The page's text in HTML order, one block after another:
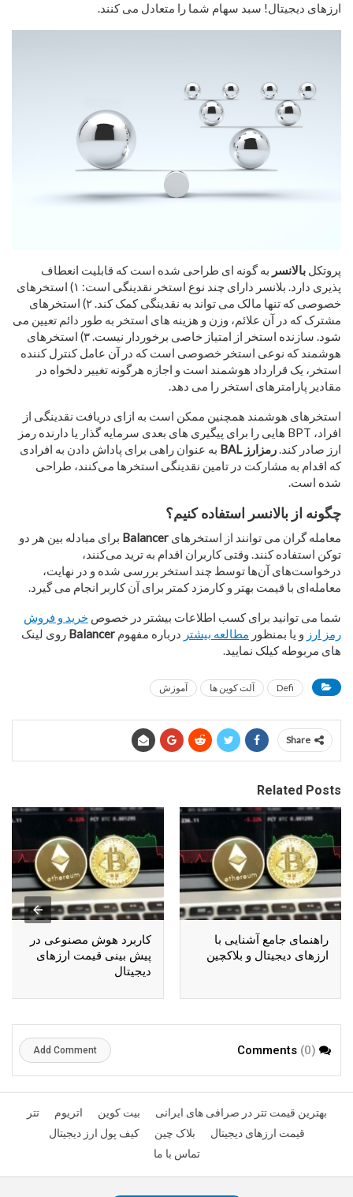
ارزهای دیجیتال! سبد سهام شما را متعادل می کنند.
پروتکل بالانسر به گونه ای طراحی شده است که قابلیت انعطاف
پذیری دارد. بلانسر دارای چند نوع استخر نقدینگی است: ۱) استخرهای
خصوصی که تنها مالک می تواند به نقدینگی کمک کند. ۲) استخرهای
مشترک که در آن علائم، وزن و هزینه های استخر به طور دائم تعیین می
شود. سازنده استخر از امتیاز خاصی برخوردار نیست. ۳) استخرهای
هوشمند که نوعی استخر خصوصی است که در آن عامل کنترل کننده
استخر، یک قرارداد هوشمند است و اجازه هرگونه تغییر دلخواه در
مقادیر پارامترهای استخر را می دهد.
استخرهای هوشمند همچنین ممکن است به ازای دریافت نقدینگی از
افراد، BPT هایی را برای پیگیری های بعدی سرمایه گذار یا دارنده رمز
ارز صادر کند. رمزارز BAL
به عنوان راهی برای پاداش دادن به افرادی
که اقدام به مشارکت در تامین نقدینگی استخرها می‌کنند، طراحی
شده است.
چگونه از بالانسر استفاده کنیم؟
معامله گران می توانند از استخرهای Balancer برای مبادله بین هر دو
توکن استفاده کنند. وقتی کاربران اقدام به ترید می‌کنند،
درخواست‌های آن‌ها توسط چند استخر بررسی شده و در نهایت،
معامله‌ای با قیمت بهتر و کارمزد کمتر برای آن کاربر انجام می گیرد.
شما می توانید برای کسب اطلاعات بیشتر در خصوص خرید و فروش
رمز ارز و یا بمنظور مطالعه بیشتر درباره مفهوم Balancer روی لینک
های مربوطه کیلک نمایید.
Defi آلت کوین ها آموزش
Share
Related Posts
راهنمای جامع آشنایی با
ارزهای دیجیتال و بلاکچین
کاربرد هوش مصنوعی در
پیش بینی قیمت ارزهای
دیجیتال
(0)
Add Comment
بهترین قیمت تتر در صرافی های ایرانی بیت کوین اتریوم
تتر
قیمت ارزهای دیجیتال
بلاک چین
کیف پول ارز دیجیتال
تماس با ما